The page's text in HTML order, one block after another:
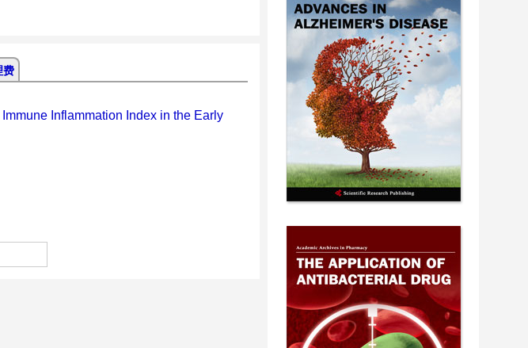
费
Inflammation Index in the Early